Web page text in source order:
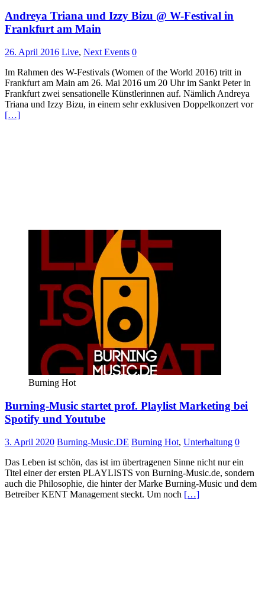
Andreya Triana und Izzy Bizu @ W-Festival in
Frankfurt am Main
26. April 2016 Live, Next Events 0
Im Rahmen des W-Festivals (Women of the World 2016) tritt in
Frankfurt am Main am 26. Mai 2016 um 20 Uhr im Sankt Peter in
Frankfurt zwei sensationelle Künstlerinnen auf. Nämlich Andreya
Triana und Izzy Bizu, in einem sehr exklusiven Doppelkonzert vor
[…]
Burning Hot
Burning-Music startet prof. Playlist Marketing bei
Spotify und Youtube
3. April 2020 Burning-Music.DE Burning Hot, Unterhaltung 0
Das Leben ist schön, das ist im übertragenen Sinne nicht nur ein
Titel einer der ersten PLAYLISTS von Burning-Music.de, sondern
auch die Philosophie, die hinter der Marke Burning-Music und dem
Betreiber KENT Management steckt. Um noch […]